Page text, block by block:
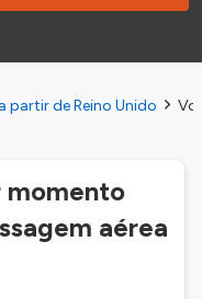
partir de Reino Unido
momento
aérea